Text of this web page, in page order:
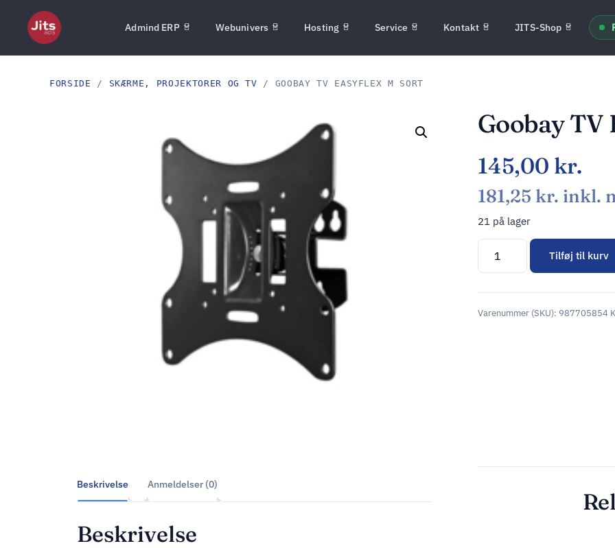
Admind ERP Webunivers Hosting Service Kontakt JITS-Shop
FORSIDE / SKÆRME, PROJEKTORER OG TV / GOOBAY TV EASYFLEX M SORT
Goobay TV
145,00 kr.
181,25 kr. inkl.
21 på lager
Tilføj til kurv
Alternative:
Varenummer (SKU): 987705854
Beskrivelse Anmeldelser (0)
Beskrivelse